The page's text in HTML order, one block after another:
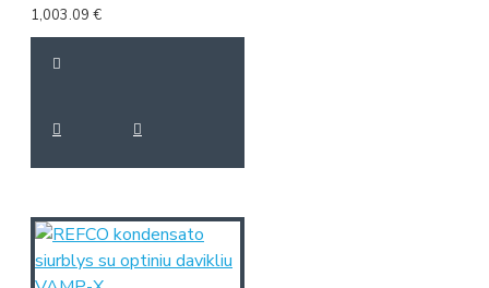
1,003.09 €